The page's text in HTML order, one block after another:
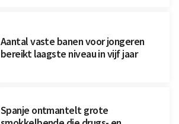
Aantal vaste banen voor jongeren
bereikt laagste niveau in vijf jaar
Spanje ontmantelt grote